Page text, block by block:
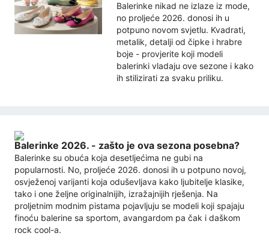
Balerinke nikad ne izlaze iz mode,
no proljeće 2026. donosi ih u
potpuno novom svjetlu. Kvadrati,
metalik, detalji od čipke i hrabre
boje - provjerite koji modeli
balerinki vladaju ove sezone i kako
ih stilizirati za svaku priliku.
Balerinke 2026. - zašto je ova sezona posebna?
Balerinke su obuća koja desetljećima ne gubi na
popularnosti. No, proljeće 2026. donosi ih u potpuno novoj,
osvježenoj varijanti koja oduševljava kako ljubitelje klasike,
tako i one željne originalnijih, izražajnijih rješenja. Na
proljetnim modnim pistama pojavljuju se modeli koji spajaju
finoću balerine sa sportom, avangardom pa čak i daškom
rock cool-a.